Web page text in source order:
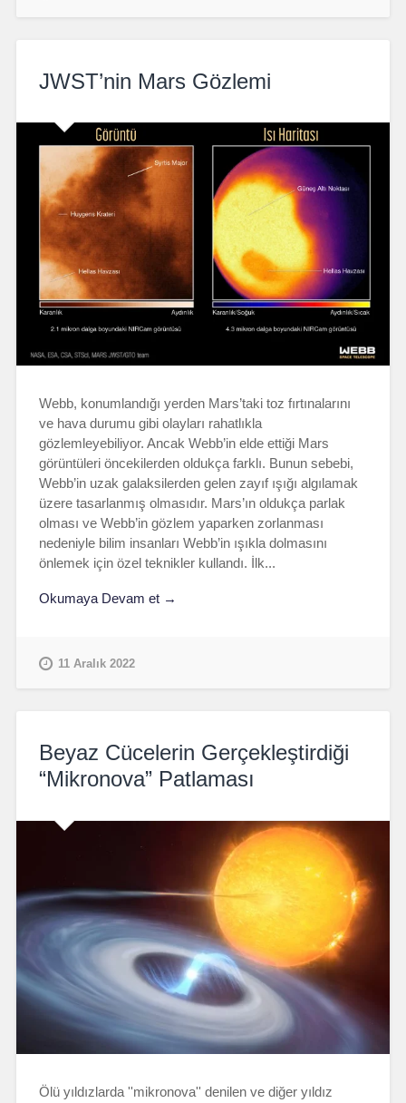
JWST’nin Mars Gözlemi
Webb, konumlandığı yerden Mars’taki toz fırtınalarını
ve hava durumu gibi olayları rahatlıkla
gözlemleyebiliyor. Ancak Webb’in elde ettiği Mars
görüntüleri öncekilerden oldukça farklı. Bunun sebebi,
Webb’in uzak galaksilerden gelen zayıf ışığı algılamak
üzere tasarlanmış olmasıdır. Mars’ın oldukça parlak
olması ve Webb’in gözlem yaparken zorlanması
nedeniyle bilim insanları Webb’in ışıkla dolmasını
önlemek için özel teknikler kullandı. İlk...
Okumaya Devam et →
11 Aralık 2022
Beyaz Cücelerin Gerçekleştirdiği
“Mikronova” Patlaması
Ölü yıldızlarda ''mikronova'' denilen ve diğer yıldız